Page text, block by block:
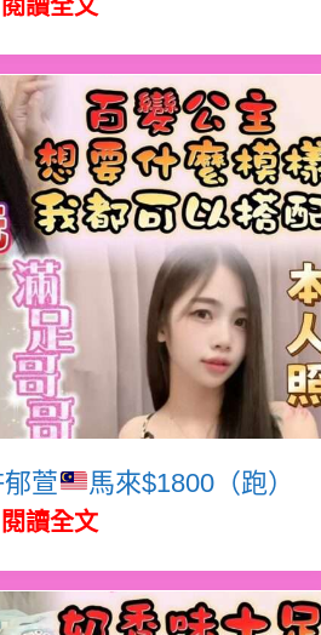
閱讀全文
萱 馬來$1800（跑）
閱讀全文